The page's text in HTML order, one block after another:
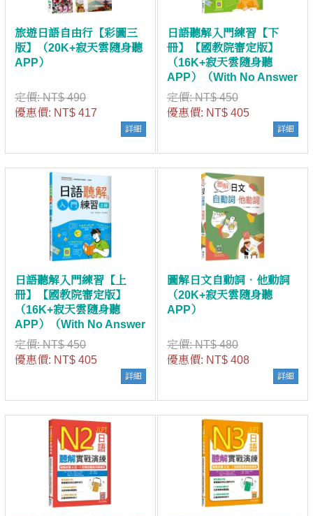
旅遊日語自由行【彩圖三
版】（20K+寂天雲隨身聽
APP）
定價:NT$ 490
優惠價: NT$ 417
詳細
日語聽解入門練習【下
冊】【國教院審定版】
（16K+寂天雲隨身聽
APP）（With No Answer
Key／無附解答）
定價:NT$ 450
優惠價: NT$ 405
詳細
日語聽解入門練習【上
冊】【國教院審定版】
（16K+寂天雲隨身聽
APP）（With No Answer
Key／無附解答）
定價:NT$ 450
優惠價: NT$ 405
詳細
圖解日文自動詞．他動詞
（20K+寂天雲隨身聽
APP）
定價:NT$ 480
優惠價: NT$ 408
詳細